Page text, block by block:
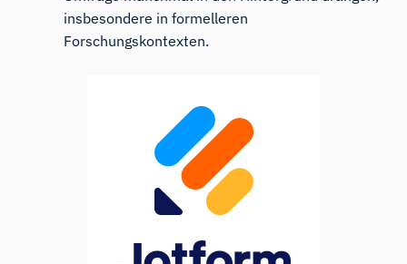
insbesondere in formelleren
Forschungskontexten.